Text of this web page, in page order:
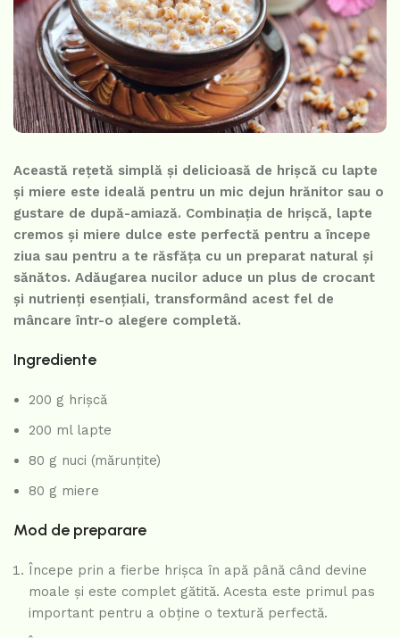
Această rețetă simplă și delicioasă de hrișcă cu lapte
și miere este ideală pentru un mic dejun hrănitor sau o
gustare de după-amiază. Combinația de hrișcă, lapte
cremos și miere dulce este perfectă pentru a începe
ziua sau pentru a te răsfăța cu un preparat natural și
sănătos. Adăugarea nucilor aduce un plus de crocant
și nutrienți esențiali, transformând acest fel de
mâncare într-o alegere completă.
Ingrediente
200 g hrișcă
200 ml lapte
80 g nuci (mărunțite)
80 g miere
Mod de preparare
Începe prin a fierbe hrișca în apă până când devine
moale și este complet gătită. Acesta este primul pas
important pentru a obține o textură perfectă.